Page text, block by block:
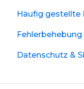
Häufig gestellte
Fehlerbehebung
Datenschutz &